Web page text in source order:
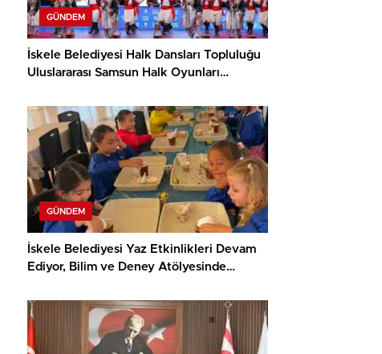
GÜNDEM
İskele Belediyesi Halk Dansları Topluluğu
Uluslararası Samsun Halk Oyunları
Ediyor
GÜNDEM
İskele Belediyesi Yaz Etkinlikleri Devam
Ediyor, Bilim ve Deney Atölyesinde